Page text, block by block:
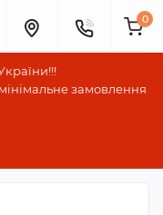
замовлення
0